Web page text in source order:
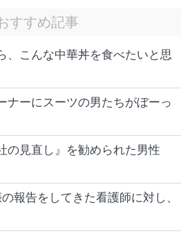
すすめ記事
、こんな中華丼を食べたいと思
ナーにスーツの男たちがぼーっ
の見直し』を勧められた男性
報告をしてきた看護師に対し、